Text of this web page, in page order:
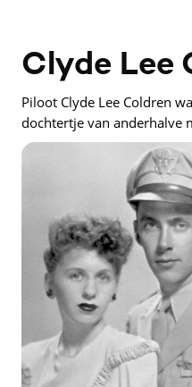
Clyde Lee
Piloot Clyde Lee Coldren
dochtertje van anderhalve